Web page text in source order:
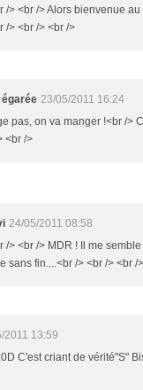
/> <br /> Alors bienvenue
/> <br /> <br />
égarée 23/05/2011 16:24
pas, on va manger !<br />
<br />
24/05/2011 08:58
/> <br /> MDR ! Il me
sans fin....<br /> <br /> <br /
2011 13:59
C'est criant de vérité"S"